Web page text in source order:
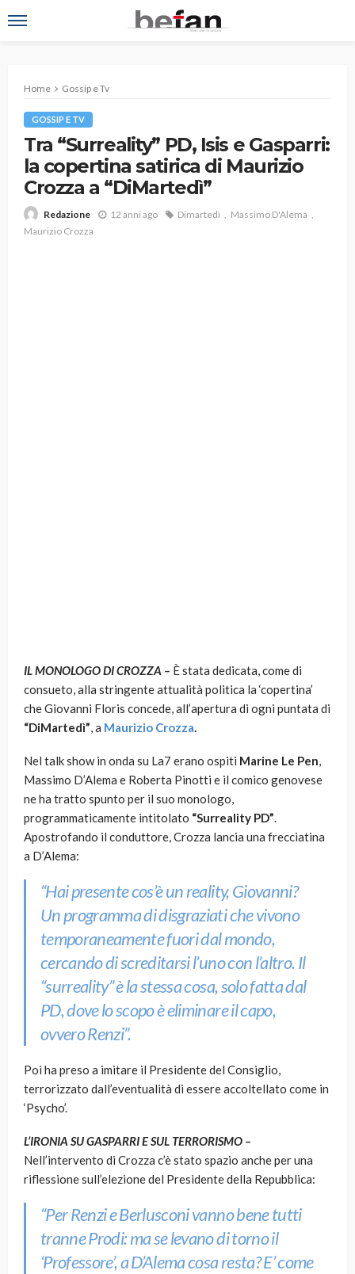
Home Gossip e Tv
GOSSIP E TV
Tra “Surreality” PD, Isis e Gasparri:
la copertina satirica di Maurizio
Crozza a “DiMartedì”
Redazione 12 anni ago Dimartedì
Massimo D'Alema
Maurizio Crozza
IL MONOLOGO DI CROZZA – Èstata dedicata, come di
consueto, alla stringente attualità politica la ‘copertina’
che Giovanni Floris concede, all’apertura di ogni puntata di
“DiMartedì”, a Maurizio Crozza.
Nel talk show in onda su La7 erano ospiti Marine Le Pen,
Massimo D’Alema e Roberta Pinotti e il comico genovese
ne ha tratto spunto per il suo monologo,
programmaticamente intitolato “Surreality PD”.
Apostrofando il conduttore, Crozza lancia una frecciatina
a D’Alema:
“Hai presente cos’è un reality, Giovanni?
Un programma di disgraziati che vivono
temporaneamente fuori dal mondo,
cercando di screditarsi l’uno con l’altro. Il
“surreality” è la stessa cosa, solo fatta dal
PD, dove lo scopo è eliminare il capo,
ovvero Renzi”.
Poi ha preso a imitare il Presidente del Consiglio,
terrorizzato dall’eventualità di essere accoltellato come in
‘Psycho’.
L’IRONIA SU GASPARRI E SUL TERRORISMO –
Nell’intervento di Crozza c’è stato spazio anche per una
riflessione sull’elezione del Presidente della Repubblica:
“Per Renzi e Berlusconi vanno bene tutti
tranne Prodi: ma se levano di torno il
‘Professore’, a D’Alema cosa resta? E’ come